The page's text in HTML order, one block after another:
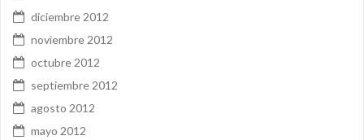
diciembre 2012
noviembre 2012
octubre 2012
septiembre 2012
agosto 2012
mayo 2012